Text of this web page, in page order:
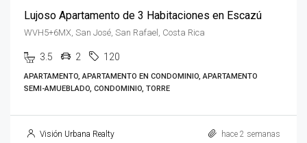
Lujoso Apartamento de 3 Habitaciones en Escazú
WVH5+6MX, San José, San Rafael, Costa Rica
3.5 2 120
APARTAMENTO, APARTAMENTO EN CONDOMINIO, APARTAMENTO
SEMI-AMUEBLADO, CONDOMINIO, TORRE
Visión Urbana Realty hace 2 semanas